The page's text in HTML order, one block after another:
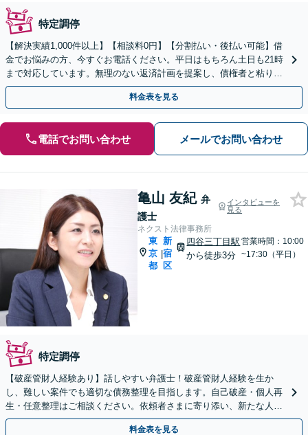
特定調停
【解決実績1,000件以上】【相談料0円】【分割払い・後払い可能】借
金でお悩みの方、今すぐお電話ください。平日はもちろん土日も21時
まで対応しています。無理のない返済計画を提案し、債権者と粘り強
く交渉いたします。
料金表を見る
電話でお問い合わせ メールでお問い合わせ
亀山 友紀 弁
護士
インタビューを
見る
ネクスト法律事務所
東
京
都
|
新
宿
区
四谷三丁目駅
から徒歩3分
営業時間：10:00
~17:30（平日）
特定調停
【破産管財人経験あり】話しやすい弁護士！破産管財人経験を生か
し、難しい案件でも適切な債務整理を目指します。自己破産・個人再
生・任意整理はご相談ください。依頼者さまに寄り添い、新たな人生
のスタートをお手伝い。法人破産の経験も豊富【休日面談可】
料金表を見る